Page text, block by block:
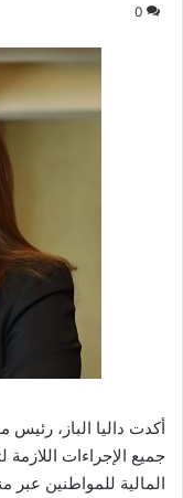
0
أكدت داليا الباز، رئيس
جميع الإجراءات
المالية للمواطنين عبر